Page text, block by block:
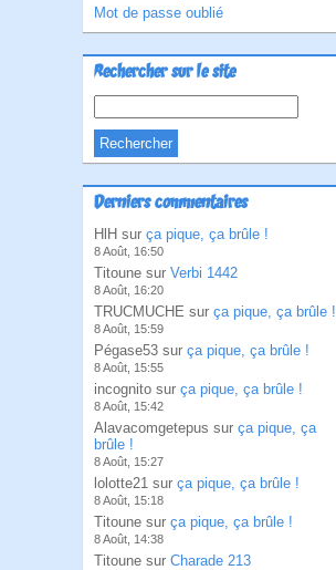
Mot de passe oublié
Rechercher sur le site
Derniers commentaires
HlH sur ça pique, ça brûle !
8 Août, 16:50
Titoune sur Verbi 1442
8 Août, 16:20
TRUCMUCHE sur ça pique, ça brûle !
8 Août, 15:59
Pégase53 sur ça pique, ça brûle !
8 Août, 15:55
incognito sur ça pique, ça brûle !
8 Août, 15:42
Alavacomgetepus sur ça pique, ça
brûle !
8 Août, 15:27
lolotte21 sur ça pique, ça brûle !
8 Août, 15:18
Titoune sur ça pique, ça brûle !
8 Août, 14:38
Titoune sur Charade 213